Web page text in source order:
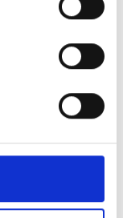
dedicato ai
gratuito di
musica
una serata
e